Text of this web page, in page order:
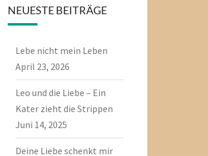
NEUESTE BEITRÄGE
Lebe nicht mein Leben
April 23, 2026
Leo und die Liebe – Ein
Kater zieht die Strippen
Juni 14, 2025
Deine Liebe schenkt mir